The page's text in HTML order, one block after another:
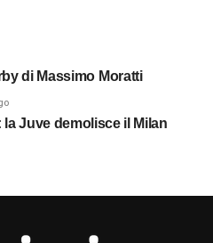
di Massimo Moratti
la Juve demolisce il Milan